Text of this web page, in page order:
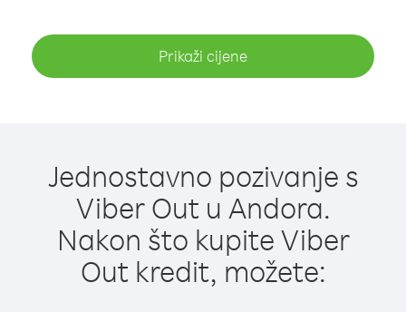
Prikaži cijene
Jednostavno pozivanje s
Viber Out u Andora.
Nakon što kupite Viber
Out kredit, možete: